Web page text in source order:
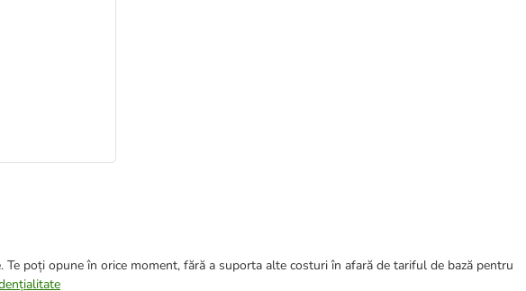
poți opune în orice moment, fără a suporta alte costuri în afară de tariful de bază pentru